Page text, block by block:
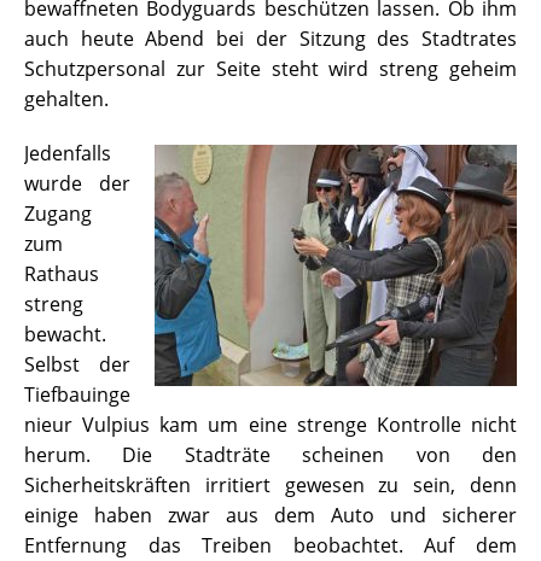
bewaffneten Bodyguards beschützen lassen. Ob ihm
auch heute Abend bei der Sitzung des Stadtrates
Schutzpersonal zur Seite steht wird streng geheim
gehalten.
Jedenfalls
wurde der
Zugang
zum
Rathaus
streng
bewacht.
Selbst der
Tiefbauinge
nieur Vulpius kam um eine strenge Kontrolle nicht
herum. Die Stadträte scheinen von den
Sicherheitskräften irritiert gewesen zu sein, denn
einige haben zwar aus dem Auto und sicherer
Entfernung das Treiben beobachtet. Auf dem